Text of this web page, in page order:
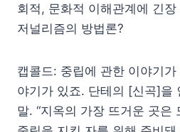
회적, 문화적 이해관계에 긴
저널리즘의 방법론?
캡콜드: 중립에 관한 이야기
야기가 있죠. 단테의 [신곡]을
말. “지옥의 가장 뜨거운 곳은